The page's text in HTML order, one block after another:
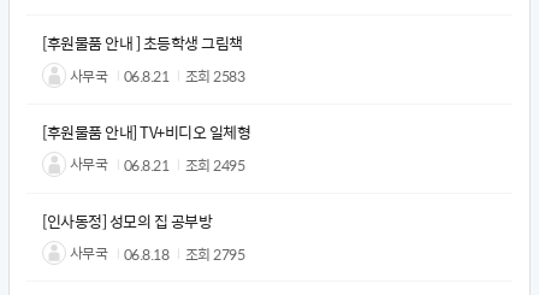
[후원물품 안내 ] 초등학생 그림책
사무국 06.8.21 조회2583
[후원물품 안내] TV+비디오 일체형
사무국 06.8.21 조회2495
[인사동정] 성모의 집 공부방
사무국 06.8.18 조회 2795